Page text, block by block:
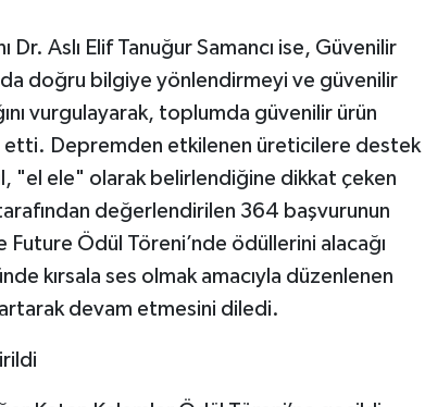
Dr. Aslı Elif Tanuğur Samancı ise, Güvenilir
doğru bilgiye yönlendirmeyi ve güvenilir
vurgulayarak, toplumda güvenilir ürün
etti. Depremden etkilenen üreticilere destek
"el ele" olarak belirlendiğine dikkat çeken
değerlendirilen 364 başvurunun
Future Ödül Töreni’nde ödüllerini alacağı
kırsala ses olmak amacıyla düzenlenen
devam etmesini diledi.